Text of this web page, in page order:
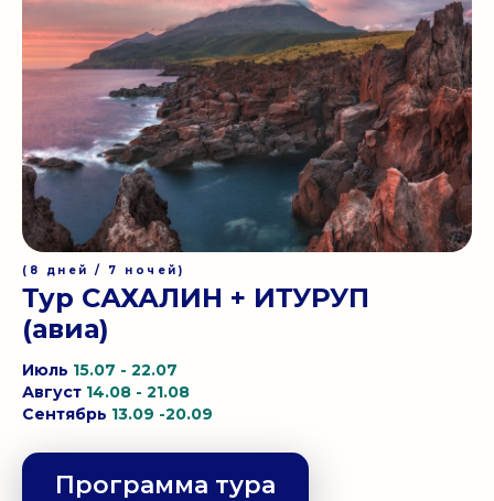
(8 дней / 7 ночей)
Тур САХАЛИН + ИТУРУП
(авиа)
Июль 15.07 - 22.07
Август 14.08 - 21.08
Сентябрь 13.09 -20.09
Программа тура